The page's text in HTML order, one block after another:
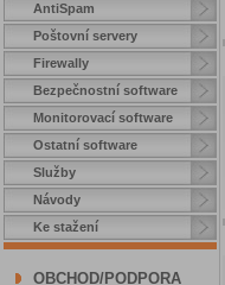
AntiSpam
Poštovní servery
Firewally
Bezpečnostní software
Monitorovací software
Ostatní software
Služby
Návody
Ke stažení
OBCHOD/PODPORA